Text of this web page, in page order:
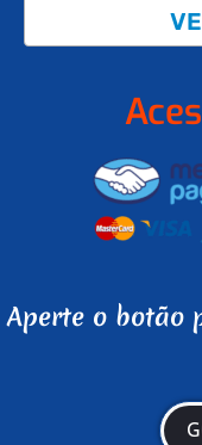
Aperte o botão